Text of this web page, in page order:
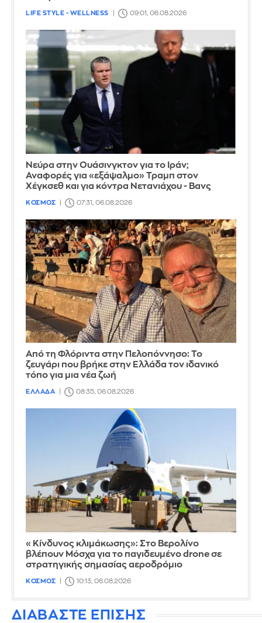
LIFE STYLE - WELLNESS 09:01, 06.08.2026
Νεύρα στην Ουάσινγκτον για το Ιράν;
Αναφορές για «εξάψαλμο» Τραμπ στον
Χέγκσεθ και για κόντρα Νετανιάχου - Βανς
ΚΟΣΜΟΣ 07:31, 06.08.2026
Από τη Φλόριντα στην Πελοπόννησο: Το
ζευγάρι που βρήκε στην Ελλάδα τον ιδανικό
τόπο για μια νέα ζωή
ΕΛΛΑΔΑ 08:35, 06.08.2026
«Κίνδυνος κλιμάκωσης»: Στο Βερολίνο
βλέπουν Μόσχα για το παγιδευμένο drone σε
στρατηγικής σημασίας αεροδρόμιο
ΚΟΣΜΟΣ 10:13, 06.08.2026
ΔΙΑΒΑΣΤΕ ΕΠΙΣΗΣ